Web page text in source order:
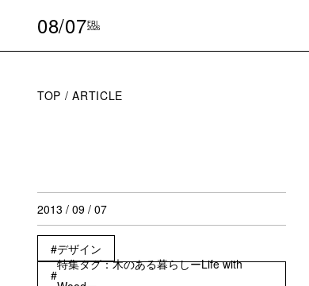
08/07FRI
2026
TOP ARTICLE
2013 / 09 / 07
デザイン
特集タグ：木のある暮らしーLife with